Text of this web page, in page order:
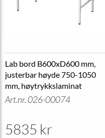
Lab bord B600xD600 mm,
justerbar høyde 750-1050
mm, høytrykkslaminat
Art.nr. 026-00074
5835 kr